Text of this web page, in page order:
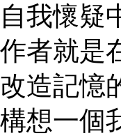
我懷疑
者就是
造記
想一個